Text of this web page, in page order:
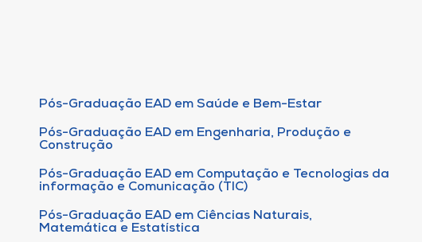
Pós-Graduação EAD em Saúde e Bem-Estar
Pós-Graduação EAD em Engenharia, Produção e
Construção
Pós-Graduação EAD em Computação e Tecnologias da
informação e Comunicação (TIC)
Pós-Graduação EAD em Ciências Naturais,
Matemática e Estatística